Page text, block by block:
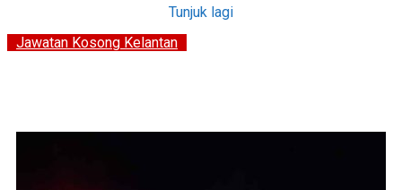
Tunjuk lagi
Jawatan Kosong Kelantan